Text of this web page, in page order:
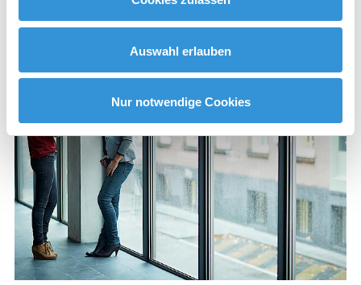
Auswahl erlauben
Nur notwendige Cookies